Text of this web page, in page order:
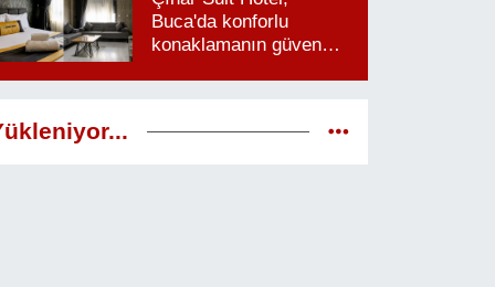
Buca'da konforlu
konaklamanın güven